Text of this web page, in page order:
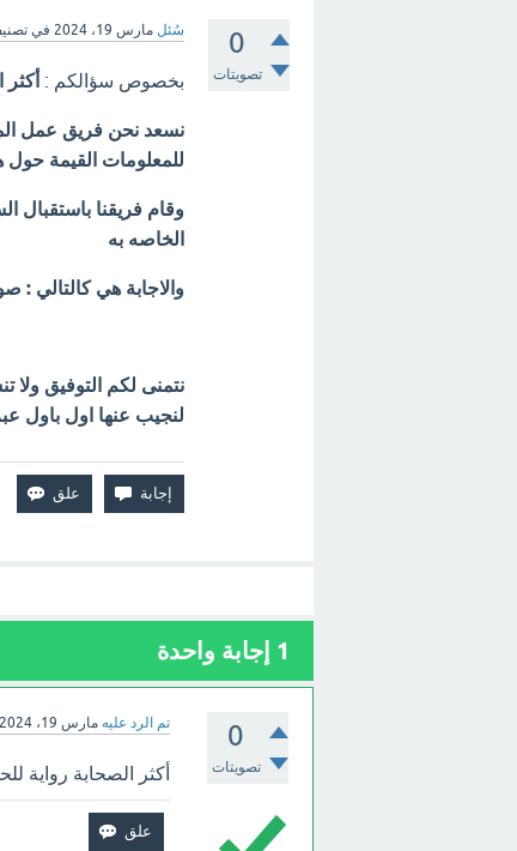
0
تصويتات
سُئل مارس 19، 2024 في
بخصوص سؤالكم :
نسعد نحن فريق عمل
للمعلومات القيمة حول
وقام فريقنا باستقبال
الخاصه به
والاجابة هي كالتالي :
نتمنى لكم التوفيق ولا
لنجيب عنها اول باول
1 إجابة واحدة
0
تصويتات
تم الرد عليه مارس 19، 2024
أكثر الصحابة رواية